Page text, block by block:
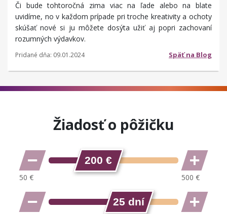
Či bude tohtoročná zima viac na ľade alebo na blate
uvidíme, no v každom prípade pri troche kreativity a ochoty
skúšať nové si ju môžete dosýta užiť aj popri zachovaní
rozumných výdavkov.
Pridané dňa: 09.01.2024 Späť na Blog
Žiadosť o pôžičku
200 €
25 dní